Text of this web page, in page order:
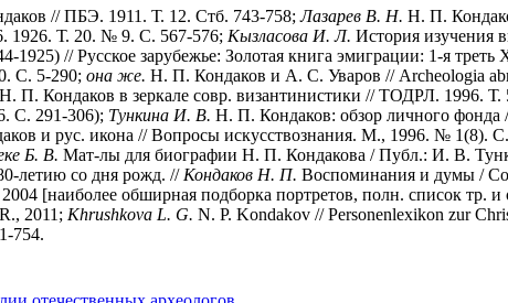
// ПБЭ. 1911. Т. 12. Стб. 743-758;Лазарев В. Н. Н. П.
Т. 20. № 9. С. 567-576; Кызласова И. Л. История изучения
1925) // Русское зарубежье: Золотая книга эмиграции: 1-я
С. 5-290; она же. Н. П. Кондаков и А. С. Уваров // Archeologia
Н. П. Кондаков в зеркале совр. византинистики // ТОДРЛ. 1996.
С. 291-306); Тункина И. В. Н. П. Кондаков: обзор личного
и рус. икона // Вопросы искусствознания. М., 1996. № 1(8).
Б. В. Мат-лы для биографии Н. П. Кондакова / Публ.: И. В.
летию со дня рожд. // Кондаков Н. П. Воспоминания и думы /
[наиболее обширная подборка портретов, полн. список тр. и
2011; Khrushkova L. G. N. P. Kondakov // Personenlexikon zur
754.